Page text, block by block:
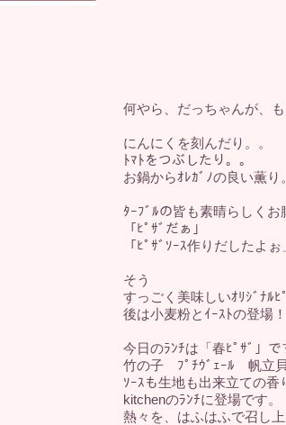
何やら、だっちゃんが、
にんにくを刻んだり。。
ﾄﾏﾄをつぶしたり。。
お鍋からｵﾚｶﾞﾉの良い薫り
ﾀｰﾌﾞﾙの皆も素晴らしく
「ﾋﾟｻﾞだぁ」
「ﾋﾟｻﾞｿｰｽ作りだしたよぉ
そう
すっごく美味しいｵﾘｼﾞﾅﾙﾋ
後は小麦粉とｲｰｽﾄの登場！
今日のﾗﾝﾁは「春ﾋﾟｻﾞ」で
竹の子 ﾌﾟﾁｳﾞｪｰﾙ 帆立
ｿｰｽも生地も出来立ての
kitchenのﾗﾝﾁに登場です。
熱々を、はふはふで召し